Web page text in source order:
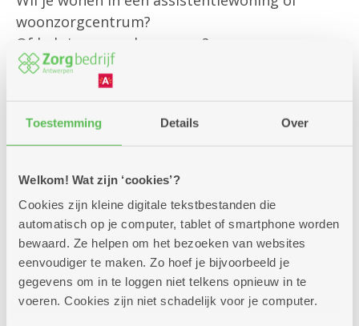
Toestemming Details Over
Welkom! Wat zijn ‘cookies’?
Cookies zijn kleine digitale tekstbestanden die
automatisch op je computer, tablet of smartphone worden
bewaard. Ze helpen om het bezoeken van websites
eenvoudiger te maken. Zo hoef je bijvoorbeeld je
gegevens om in te loggen niet telkens opnieuw in te
voeren. Cookies zijn niet schadelijk voor je computer.
woonzorgcentrum?
Of heb je een andere vraag?
Onze klantenbegeleider is er om jou
persoonlijk te helpen met al jouw vragen rond
bestaande diensten
en om je te informeren over alle
mogelijkheden die we aanbieden.
Kom gerust langs – we helpen je graag verder!
Zitdagen klantendienst